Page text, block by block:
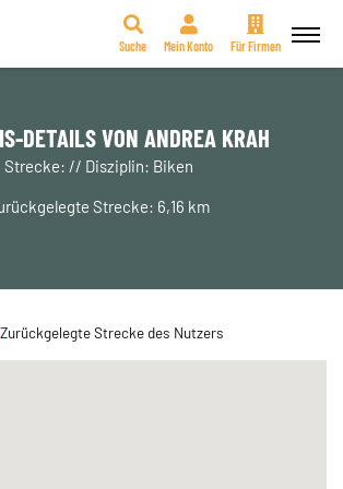
Suche Mein Konto Für Firmen
DETAILS VON ANDREA KRAH
Strecke: // Disziplin: Biken
Strecke: 6,16 km
Zurückgelegte Strecke des Nutzers